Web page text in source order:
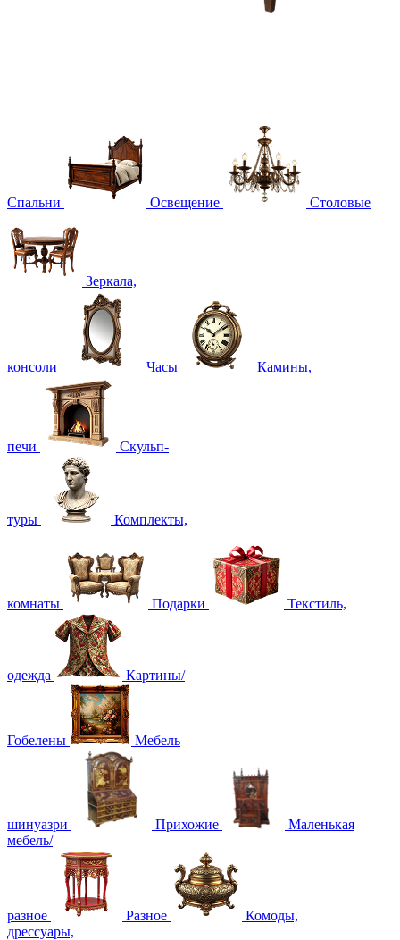
Спальни Освещение Столовые
Зеркала,
консоли Часы Камины,
печи Скульп-
туры Комплекты,
комнаты Подарки Текстиль,
одежда Картины/
Гобелены Мебель
шинуазри Прихожие
Маленькая
мебель/
разное Разное
Комоды,
дрессуары,